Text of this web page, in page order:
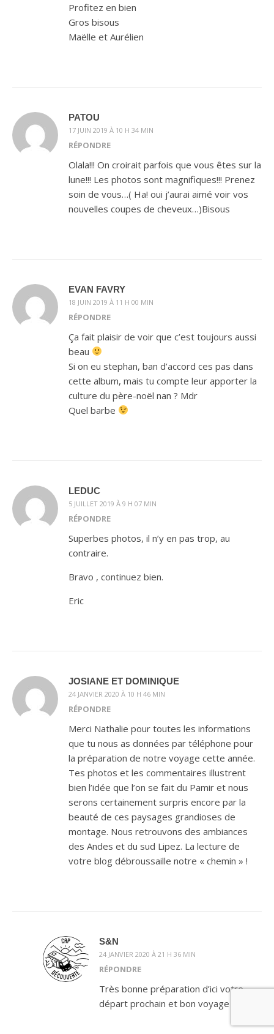
Profitez en bien
Gros bisous
Maëlle et Aurélien
PATOU
17 JUIN 2019 À 10 H 34 MIN
RÉPONDRE
Olala!!! On croirait parfois que vous êtes sur la
lune!!! Les photos sont magnifiques!!! Prenez
soin de vous…( Ha! oui j’aurai aimé voir vos
nouvelles coupes de cheveux…)Bisous
EVAN FAVRY
18 JUIN 2019 À 11 H 00 MIN
RÉPONDRE
Ça fait plaisir de voir que c’est toujours aussi
beau
Si on eu stephan, ban d’accord ces pas dans
cette album, mais tu compte leur apporter la
culture du père-noël nan ? Mdr
Quel barbe
LEDUC
5 JUILLET 2019 À 9 H 07 MIN
RÉPONDRE
Superbes photos, il n’y en pas trop, au
contraire.
Bravo , continuez bien.
Eric
JOSIANE ET DOMINIQUE
24 JANVIER 2020 À 10 H 46 MIN
RÉPONDRE
Merci Nathalie pour toutes les informations
que tu nous as données par téléphone pour
la préparation de notre voyage cette année.
Tes photos et les commentaires illustrent
bien l’idée que l’on se fait du Pamir et nous
serons certainement surpris encore par la
beauté de ces paysages grandioses de
montage. Nous retrouvons des ambiances
des Andes et du sud Lipez. La lecture de
votre blog débroussaille notre « chemin » !
S&N
24 JANVIER 2020 À 21 H 36 MIN
RÉPONDRE
Très bonne préparation d’ici votre
départ prochain et bon voyage !